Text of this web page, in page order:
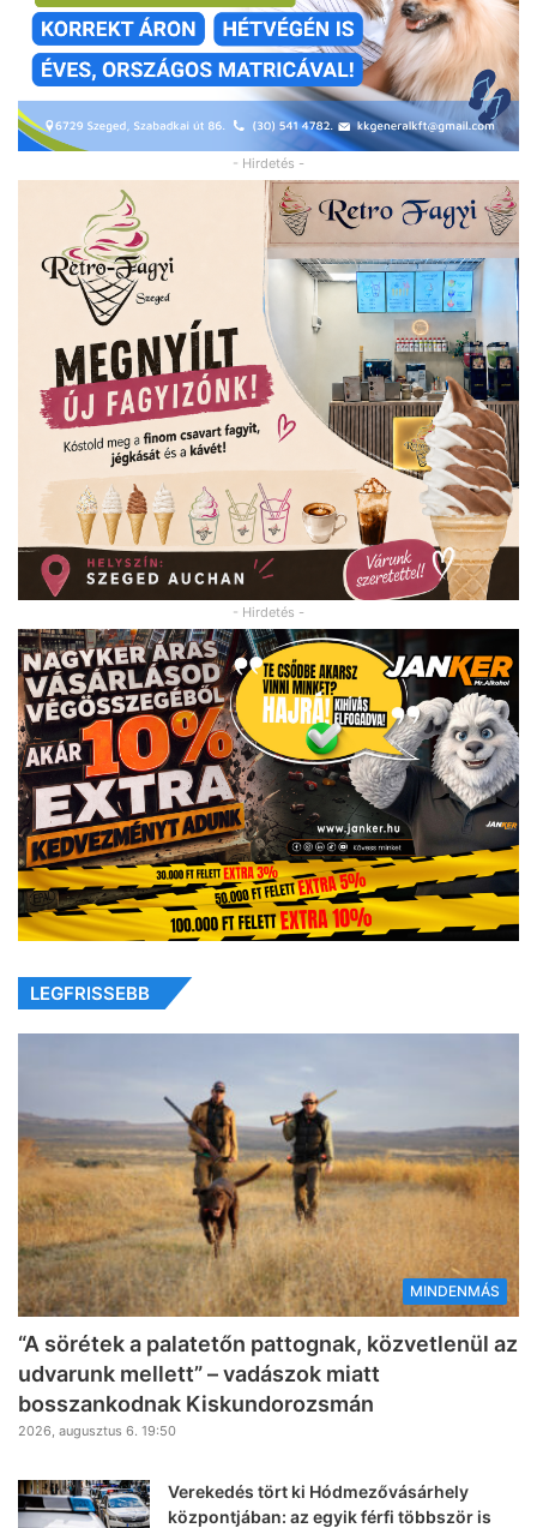
- Hirdetés -
- Hirdetés -
LEGFRISSEBB
MINDENMÁS
“A sörétek a palatetőn pattognak, közvetlenül az
udvarunk mellett” – vadászok miatt
bosszankodnak Kiskundorozsmán
2026, augusztus 6. 19:50
Verekedés tört ki Hódmezővásárhely
központjában: az egyik férfi többször is